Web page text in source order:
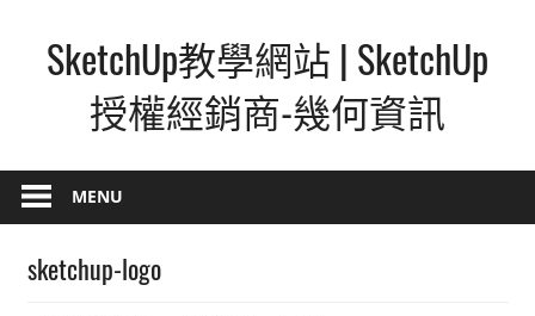
contentSketchUp教學網站 | SketchUp
授權經銷商-幾何資訊
–
最
覺
MENU
sketchup-logo